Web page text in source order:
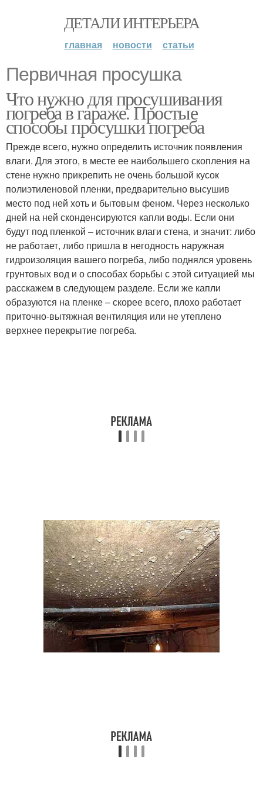
ДЕТАЛИ ИНТЕРЬЕРА
главная новости статьи
Первичная просушка
Что нужно для просушивания
погреба в гараже. Простые
способы просушки погреба
Прежде всего, нужно определить источник появления
влаги. Для этого, в месте ее наибольшего скопления на
стене нужно прикрепить не очень большой кусок
полиэтиленовой пленки, предварительно высушив
место под ней хоть и бытовым феном. Через несколько
дней на ней сконденсируются капли воды. Если они
будут под пленкой – источник влаги стена, и значит: либо
не работает, либо пришла в негодность наружная
гидроизоляция вашего погреба, либо поднялся уровень
грунтовых вод и о способах борьбы с этой ситуацией мы
расскажем в следующем разделе. Если же капли
образуются на пленке – скорее всего, плохо работает
приточно-вытяжная вентиляция или не утеплено
верхнее перекрытие погреба.